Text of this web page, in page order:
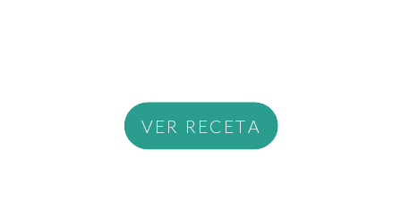
VER RECETA